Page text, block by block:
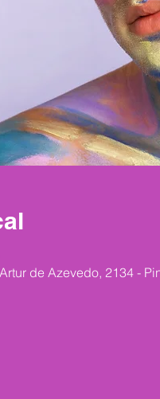
de Azevedo, 2134 -